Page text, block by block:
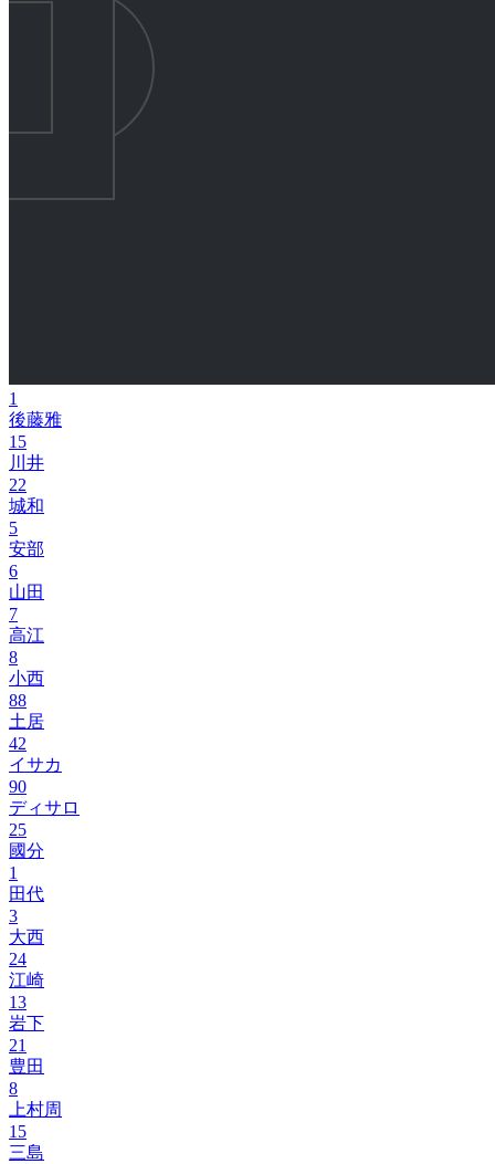
1
後藤雅
15
川井
22
城和
5
安部
6
山田
7
高江
8
小西
88
土居
42
イサカ
90
ディサロ
25
國分
1
田代
3
大西
24
江崎
13
岩下
21
豊田
8
上村周
15
三島